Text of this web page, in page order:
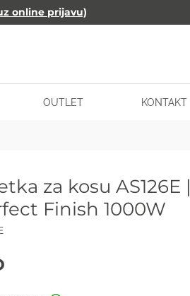
online prijavu)
OUTLET KONTAKT
za kosu AS126E |
Finish 1000W